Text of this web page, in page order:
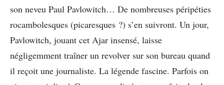
son neveu Paul Pavlowitch… De nombreuses péripéties
rocambolesques (picaresques ?) s’en suivront. Un jour,
Pavlowitch, jouant cet Ajar insensé, laisse
négligemment traîner un revolver sur son bureau quand
il reçoit une journaliste. La légende fascine. Parfois on